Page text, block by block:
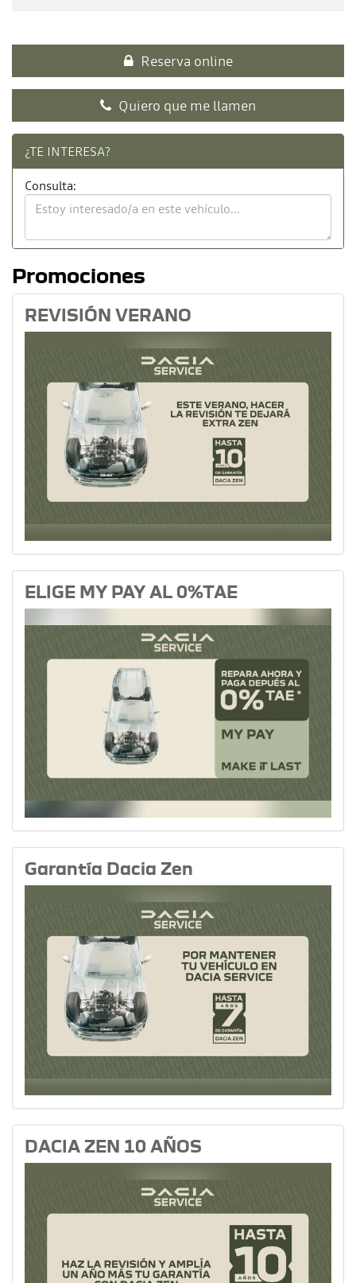
Reserva online
Quiero que me llamen
¿TE INTERESA?
Consulta:
Promociones
REVISIÓN VERANO
ELIGE MY PAY AL 0%TAE
Garantía Dacia Zen
DACIA ZEN 10 AÑOS